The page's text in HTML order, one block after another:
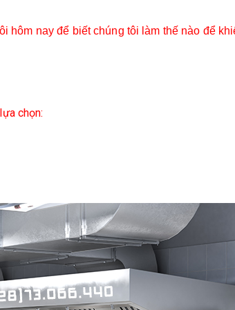
nay để biết chúng tôi làm thế nào để
chọn: